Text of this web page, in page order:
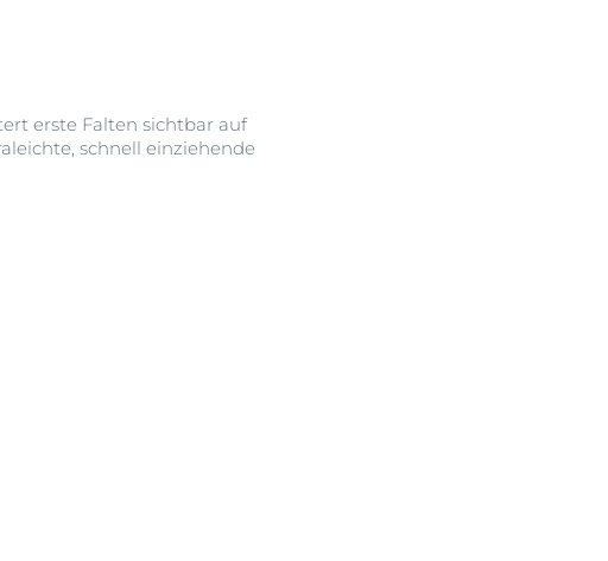
erste Falten sichtbar auf
schnell einziehende